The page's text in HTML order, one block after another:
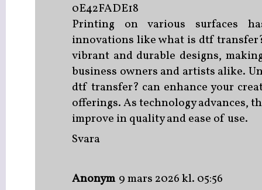
0E42FADE18
Printing on various surfaces
innovations likewhat is dtf
vibrant and durable designs,
business owners and artists alike.
dtf transfer? can enhance your
offerings. As technology advances,
improve in quality and ease of use.
Svara
Anonym 9 mars 2026 kl. 05:56